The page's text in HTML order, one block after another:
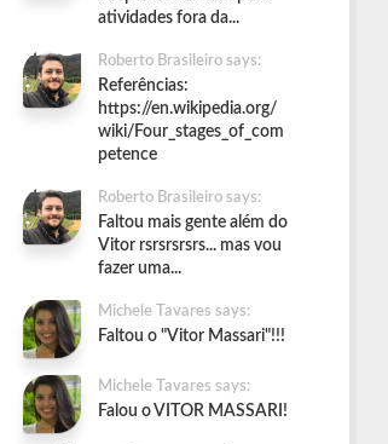
atividades fora da...
Roberto Brasileiro says:
Referências:
https://en.wikipedia.org/
wiki/Four_stages_of_com
petence
Roberto Brasileiro says:
Faltou mais gente além do
Vitor rsrsrsrsrs... mas vou
fazer uma...
Michele Tavares says:
Faltou o "Vitor Massari"!!!
Michele Tavares says:
Falou o VITOR MASSARI!